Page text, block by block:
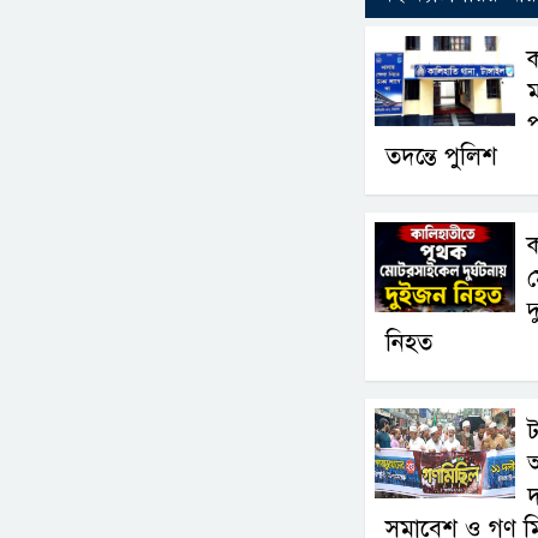
তদন্তে পুলিশ
নিহত
সমাবেশ ও গণ